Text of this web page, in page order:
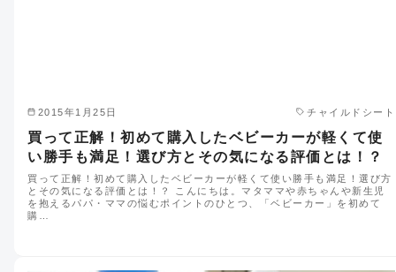
2015年1月25日 チャイルドシート
買って正解！初めて購入したベビーカーが軽くて使
い勝手も満足！選び方とその気になる評価とは！？
買って正解！初めて購入したベビーカーが軽くて使い勝手も満足！選び方
とその気になる評価とは！？ こんにちは。マタママや赤ちゃんや新生児
を抱えるパパ・ママの悩むポイントのひとつ、「ベビーカー」を初めて
購…